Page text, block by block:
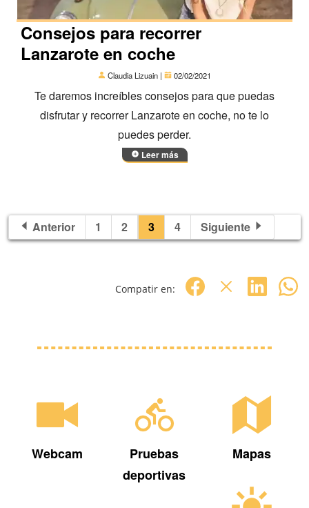
Consejos para recorrer
Lanzarote en coche
Claudia Lizuain | 02/02/2021
Te daremos increíbles consejos para que puedas
disfrutar y recorrer Lanzarote en coche, no te lo
puedes perder.
Leer más
Anterior 1 2 3 4 Siguiente
Compatir en:
Webcam
Pruebas
deportivas
Mapas